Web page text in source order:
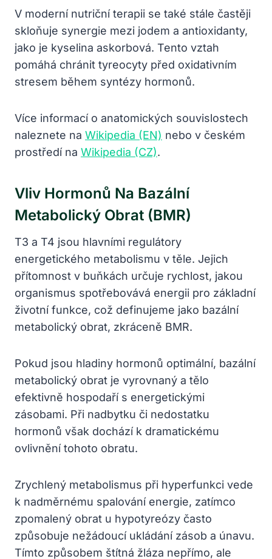
V moderní nutriční terapii se také stále častěji
skloňuje synergie mezi jodem a antioxidanty,
jako je kyselina askorbová. Tento vztah
pomáhá chránit tyreocyty před oxidativním
stresem během syntézy hormonů.
Více informací o anatomických souvislostech
naleznete na Wikipedia (EN) nebo v českém
prostředí na Wikipedia (CZ).
Vliv Hormonů Na Bazální
Metabolický Obrat (BMR)
T3 a T4 jsou hlavními regulátory
energetického metabolismu v těle. Jejich
přítomnost v buňkách určuje rychlost, jakou
organismus spotřebovává energii pro základní
životní funkce, což definujeme jako bazální
metabolický obrat, zkráceně BMR.
Pokud jsou hladiny hormonů optimální, bazální
metabolický obrat je vyrovnaný a tělo
efektivně hospodaří s energetickými
zásobami. Při nadbytku či nedostatku
hormonů však dochází k dramatickému
ovlivnění tohoto obratu.
Zrychlený metabolismus při hyperfunkci vede
k nadměrnému spalování energie, zatímco
zpomalený obrat u hypotyreózy často
způsobuje nežádoucí ukládání zásob a únavu.
Tímto způsobem štítná žláza nepřímo, ale